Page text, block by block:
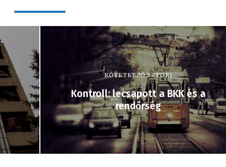
KÖVETKEZŐ SZTORI
Kontroll: lecsapott a BKK és a
rendőrség